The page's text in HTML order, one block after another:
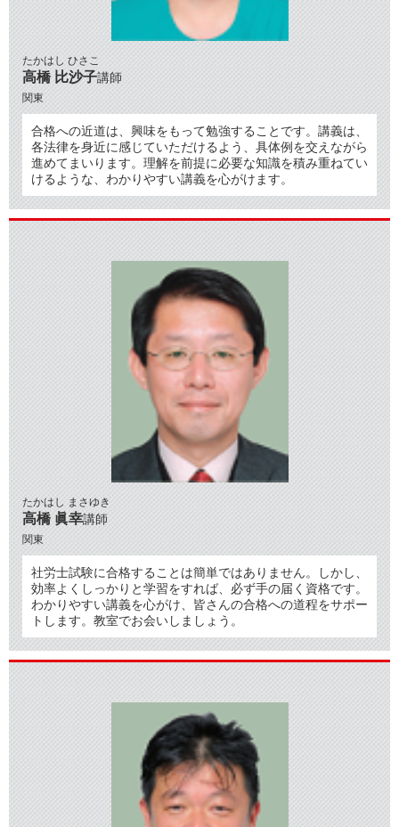
たかはし ひさこ
高橋 比沙子講師
関東
合格への近道は、興味をもって勉強することです。講義は、
各法律を身近に感じていただけるよう、具体例を交えながら
進めてまいります。理解を前提に必要な知識を積み重ねてい
けるような、わかりやすい講義を心がけます。
たかはし まさゆき
高橋 眞幸講師
関東
社労士試験に合格することは簡単ではありません。しかし、
効率よくしっかりと学習をすれば、必ず手の届く資格です。
わかりやすい講義を心がけ、皆さんの合格への道程をサポー
トします。教室でお会いしましょう。